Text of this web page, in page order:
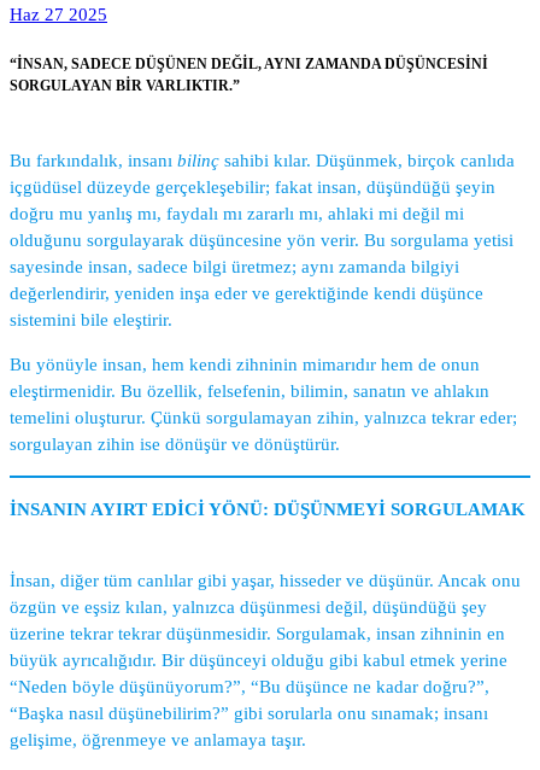
Haz 27 2025
“İNSAN, SADECE DÜŞÜNEN DEĞİL, AYNI ZAMANDA DÜŞÜNCESİNİ
SORGULAYAN BİR VARLIKTIR.”
Bu farkındalık, insanı bilinç sahibi kılar. Düşünmek, birçok canlıda
içgüdüsel düzeyde gerçekleşebilir; fakat insan, düşündüğü şeyin
doğru mu yanlış mı, faydalı mı zararlı mı, ahlaki mi değil mi
olduğunu sorgulayarak düşüncesine yön verir. Bu sorgulama yetisi
sayesinde insan, sadece bilgi üretmez; aynı zamanda bilgiyi
değerlendirir, yeniden inşa eder ve gerektiğinde kendi düşünce
sistemini bile eleştirir.
Bu yönüyle insan, hem kendi zihninin mimarıdır hem de onun
eleştirmenidir. Bu özellik, felsefenin, bilimin, sanatın ve ahlakın
temelini oluşturur. Çünkü sorgulamayan zihin, yalnızca tekrar eder;
sorgulayan zihin ise dönüşür ve dönüştürür.
İNSANIN AYIRT EDİCİ YÖNÜ: DÜŞÜNMEYİ SORGULAMAK
İnsan, diğer tüm canlılar gibi yaşar, hisseder ve düşünür. Ancak onu
özgün ve eşsiz kılan, yalnızca düşünmesi değil, düşündüğü şey
üzerine tekrar tekrar düşünmesidir. Sorgulamak, insan zihninin en
büyük ayrıcalığıdır. Bir düşünceyi olduğu gibi kabul etmek yerine
“Neden böyle düşünüyorum?”, “Bu düşünce ne kadar doğru?”,
“Başka nasıl düşünebilirim?” gibi sorularla onu sınamak; insanı
gelişime, öğrenmeye ve anlamaya taşır.